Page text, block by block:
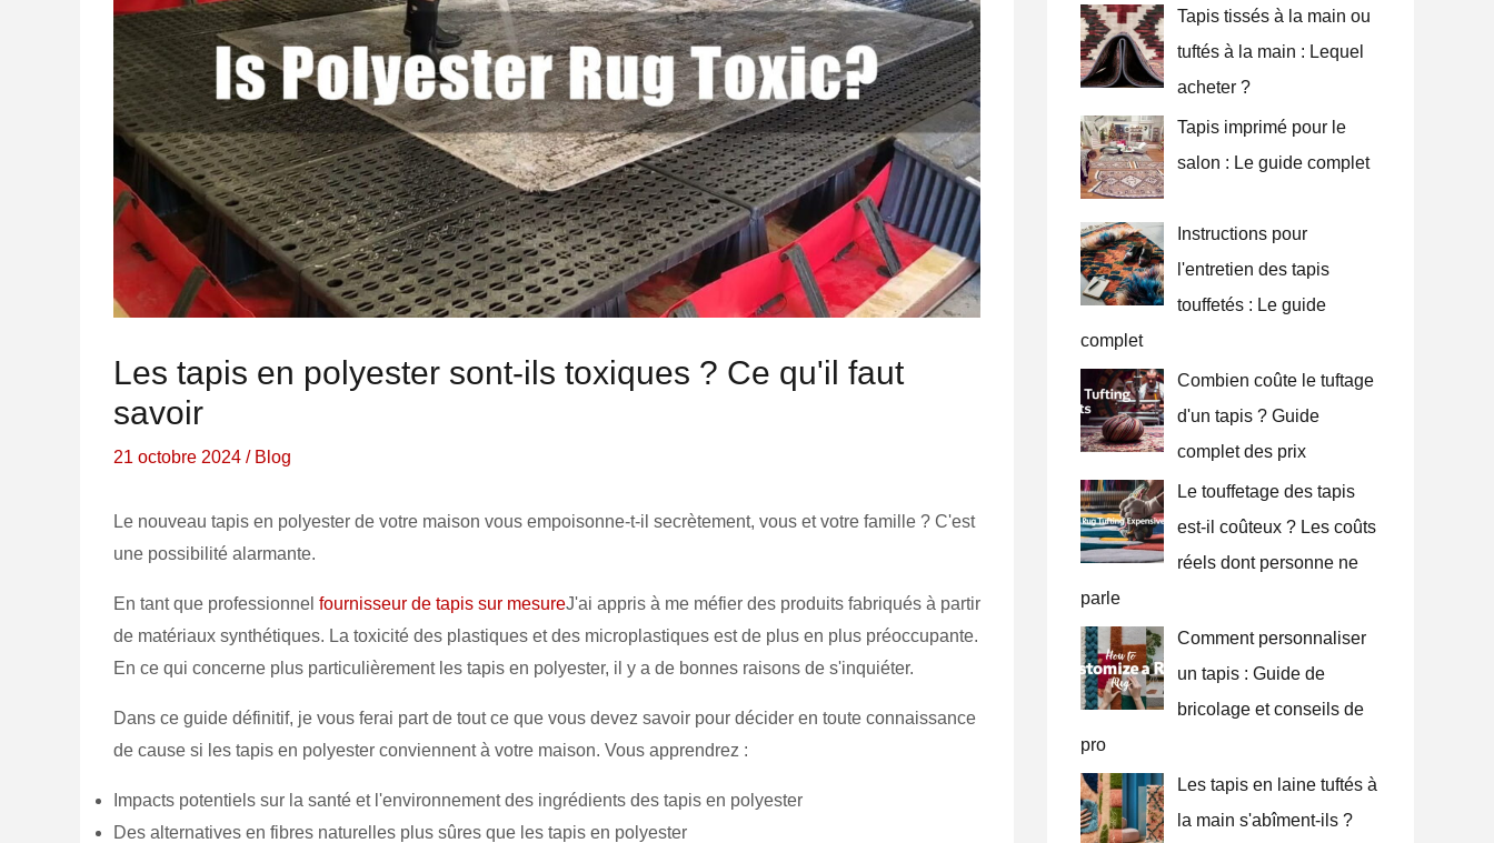
Les tapis en polyester sont-ils toxiques ? Ce qu'il faut
savoir
21 octobre 2024 / Blog
Le nouveau tapis en polyester de votre maison vous empoisonne-t-il secrètement, vous et votre famille ? C'est
une possibilité alarmante.
En tant que professionnel fournisseur de tapis sur mesureJ'ai appris à me méfier des produits fabriqués à partir
de matériaux synthétiques. La toxicité des plastiques et des microplastiques est de plus en plus préoccupante.
En ce qui concerne plus particulièrement les tapis en polyester, il y a de bonnes raisons de s'inquiéter.
Dans ce guide définitif, je vous ferai part de tout ce que vous devez savoir pour décider en toute connaissance
de cause si les tapis en polyester conviennent à votre maison. Vous apprendrez :
Impacts potentiels sur la santé et l'environnement des ingrédients des tapis en polyester
Des alternatives en fibres naturelles plus sûres que les tapis en polyester
c
h
d
e
Tapis tissés à la main ou
tuftés à la main : Lequel
acheter ?
Tapis imprimé pour le
salon : Le guide complet
Instructions pour
l'entretien des tapis
touffetés : Le guide
complet
Combien coûte le tuftage
d'un tapis ? Guide
complet des prix
Le touffetage des tapis
est-il coûteux ? Les coûts
réels dont personne ne
parle
Comment personnaliser
un tapis : Guide de
bricolage et conseils de
pro
Les tapis en laine tuftés à
la main s'abîment-ils ?